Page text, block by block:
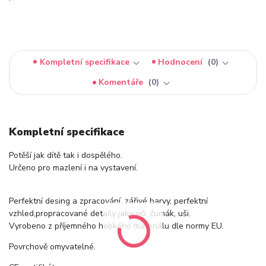
Kompletní specifikace Hodnocení
0
Komentáře
0
Kompletní specifikace
Potěší jak dítě tak i dospělého.
Určeno pro mazlení i na vystavení.
Perfektní desing a zpracování, zářivé barvy, perfektní
vzhled,propracované detaily jako oči, čumák, uši.
Vyrobeno z příjemného hebkého materiálu dle normy EU.
Povrchově omyvatelné.